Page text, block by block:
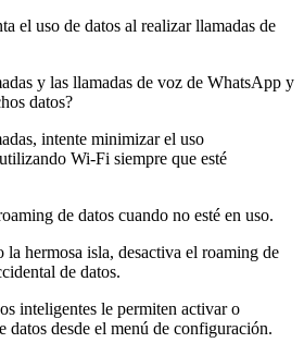
el uso de datos al realizar llamadas de
y las llamadas de voz de WhatsApp y
datos?
intente minimizar el uso
Wi-Fi siempre que esté
de datos cuando no esté en uso.
la hermosa isla, desactiva el roaming de
de datos.
inteligentes le permiten activar o
datos desde el menú de configuración.